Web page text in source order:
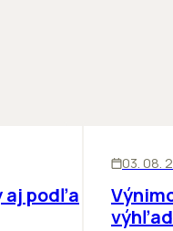
aj podľa
03. 08.